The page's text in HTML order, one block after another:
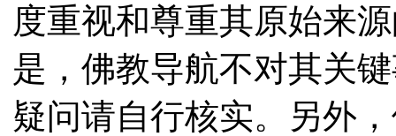
度重视和尊重其原始来
是，佛教导航不对其关
疑问请自行核实。另外